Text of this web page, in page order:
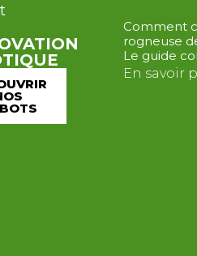
Comment
rogneuse
Le guide
En savoir